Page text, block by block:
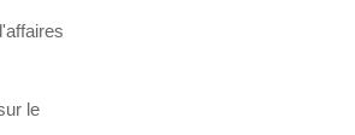
le